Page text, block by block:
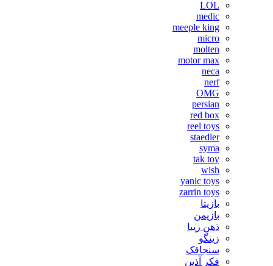
LOL
medic
meeple king
micro
molten
motor max
neca
nerf
OMG
persian
red box
reel toys
staedler
syma
tak toy
wish
yanic toys
zarrin toys
بازیتا
بازیمن
ذهن زیبا
زینگو
سنجاقک
فکر آذین